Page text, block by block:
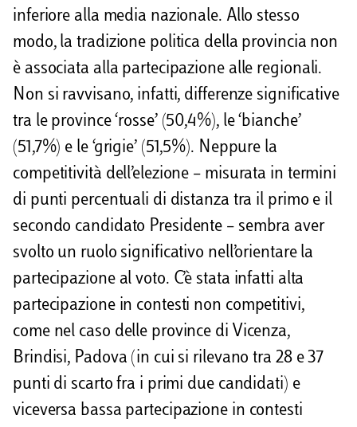
inferiore alla media nazionale. Allo stesso
modo, la tradizione politica della provincia non
è associata alla partecipazione alle regionali.
Non si ravvisano, infatti, differenze significative
tra le province ‘rosse’ (50,4%), le ‘bianche’
(51,7%) e le ‘grigie’ (51,5%). Neppure la
competitività dell’elezione – misurata in termini
di punti percentuali di distanza tra il primo e il
secondo candidato Presidente – sembra aver
svolto un ruolo significativo nell’orientare la
partecipazione al voto. C’è stata infatti alta
partecipazione in contesti non competitivi,
come nel caso delle province di Vicenza,
Brindisi, Padova (in cui si rilevano tra 28 e 37
punti di scarto fra i primi due candidati) e
viceversa bassa partecipazione in contesti